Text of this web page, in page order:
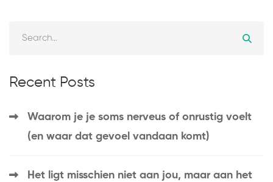
Recent Posts
Waarom je je soms nerveus of onrustig voelt
(en waar dat gevoel vandaan komt)
Het ligt misschien niet aan jou, maar aan het